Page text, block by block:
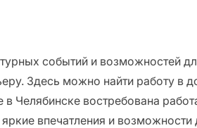
событий и возможностей
Здесь можно найти работу в
Челябинске востребована
впечатления и возможности